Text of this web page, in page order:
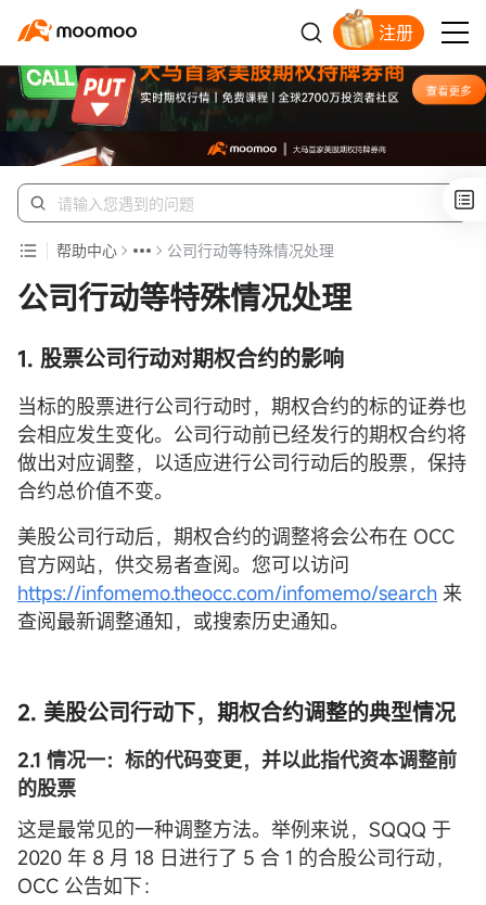
注册
帮助中心 公司行动等特殊情况处理
公司行动等特殊情况处理
1. 股票公司行动对期权合约的影响
当标的股票进行公司行动时，期权合约的标的证券也
会相应发生变化。公司行动前已经发行的期权合约将
做出对应调整，以适应进行公司行动后的股票，保持
合约总价值不变。
美股公司行动后，期权合约的调整将会公布在 OCC
官方网站，供交易者查阅。您可以访问
https://infomemo.theocc.com/infomemo/search 来
查阅最新调整通知，或搜索历史通知。
2. 美股公司行动下，期权合约调整的典型情况
2.1 情况一：标的代码变更，并以此指代资本调整前
的股票
这是最常见的一种调整方法。举例来说，SQQQ 于
2020 年 8 月 18 日进行了 5 合 1 的合股公司行动，
OCC 公告如下：